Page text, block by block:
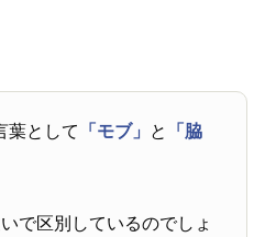
葉として 「モブ」 と
「脇
で区別しているのでしょ